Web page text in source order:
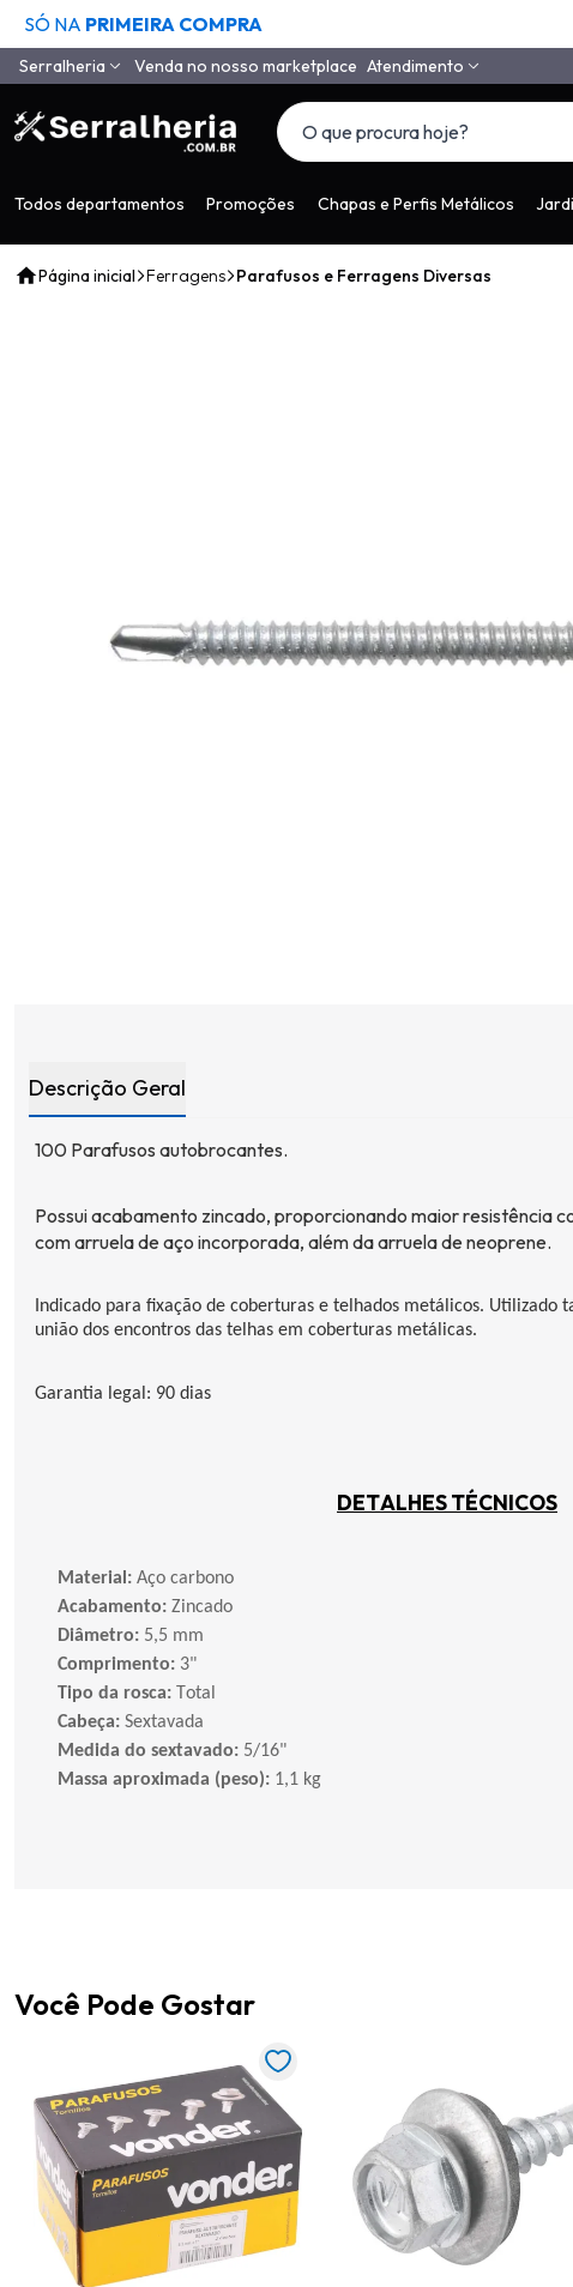
SÓ NA PRIMEIRA COMPRA
Serralheria
Quem Somos
Segurança
Pagamento
Venda no nosso marketplace Atendimento
(11) 4558-6994
(11) 97650-9985
Todos departamentos Promoções Chapas e Perfis Metálicos
Página inicial Ferragens Parafusos e Ferragens Diversas
Descrição Geral
100 Parafusos autobrocantes.
Possui acabamento zincado, proporcionando maior resistência
com arruela de aço incorporada, além da arruela de neoprene.
Indicado para fixação de coberturas e telhados metálicos. Utilizado
união dos encontros das telhas em coberturas metálicas.
Garantia legal: 90 dias
DETALHES TÉCNICOS
Material: Aço carbono
Acabamento: Zincado
Diâmetro: 5,5 mm
Comprimento: 3"
Tipo da rosca:
Total
Cabeça: Sextavada
Medida do sextavado: 5/16"
Massa aproximada (peso): 1,1 kg
Você Pode Gostar